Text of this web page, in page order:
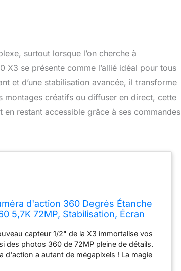
surtout lorsque l’on cherche à
se présente comme l’allié idéal pour tous
et d’une stabilisation avancée, il transforme
montages créatifs ou diffuser en direct, cette
restant accessible grâce à ses commandes
d'action 360 Degrés Étanche
5,7K 72MP, Stabilisation, Écran
capteur 1/2" de la X3 immortalise vos
des photos 360 de 72MP pleine de détails.
d'action a autant de mégapixels ! La magie